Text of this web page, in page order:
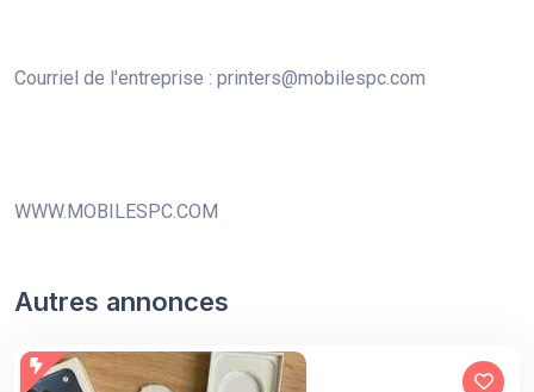
Courriel de l'entreprise : printers@mobilespc.com
WWW.MOBILESPC.COM
Autres annonces